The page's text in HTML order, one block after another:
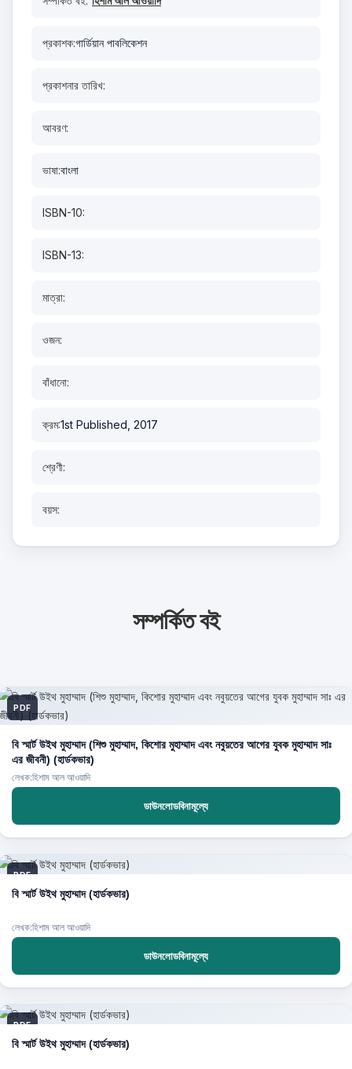
প্রকাশক:গার্ডিয়ান পাবলিকেশন
প্রকাশনার তারিখ:
আবরণ:
ভাষা:বাংলা
ISBN-10:
ISBN-13:
মাত্রা:
ওজন:
বাঁধানো:
ক্রম:1st Published, 2017
শ্রেণী:
বয়স:
সম্পর্কিত বই
PDF
বি স্মার্ট উইথ মুহাম্মাদ (শিশু মুহাম্মাদ, কিশোর মুহাম্মাদ এবং নবুয়তের আগের যুবক মুহাম্মাদ সাঃ
এর জীবনী) (হার্ডকভার)
লেখক:হিশাম আল আওয়াদি
ডাউনলোডবিনামূল্যে
PDF
বি স্মার্ট উইথ মুহাম্মাদ (হার্ডকভার)
লেখক:হিশাম আল আওয়াদি
ডাউনলোডবিনামূল্যে
PDF
বি স্মার্ট উইথ মুহাম্মাদ (হার্ডকভার)